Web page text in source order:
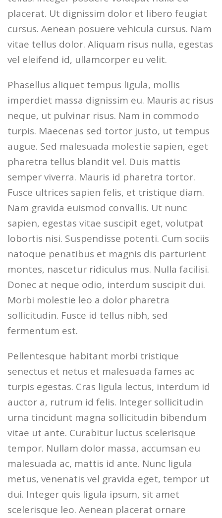
placerat. Ut dignissim dolor et libero feugiat
cursus. Aenean posuere vehicula cursus. Nam
vitae tellus dolor. Aliquam risus nulla, egestas
vel eleifend id, ullamcorper eu velit.
Phasellus aliquet tempus ligula, mollis
imperdiet massa dignissim eu. Mauris ac risus
neque, ut pulvinar risus. Nam in commodo
turpis. Maecenas sed tortor justo, ut tempus
augue. Sed malesuada molestie sapien, eget
pharetra tellus blandit vel. Duis mattis
semper viverra. Mauris id pharetra tortor.
Fusce ultrices sapien felis, et tristique diam.
Nam gravida euismod convallis. Ut nunc
sapien, egestas vitae suscipit eget, volutpat
lobortis nisi. Suspendisse potenti. Cum sociis
natoque penatibus et magnis dis parturient
montes, nascetur ridiculus mus. Nulla facilisi.
Donec at neque odio, interdum suscipit dui.
Morbi molestie leo a dolor pharetra
sollicitudin. Fusce id tellus nibh, sed
fermentum est.
Pellentesque habitant morbi tristique
senectus et netus et malesuada fames ac
turpis egestas. Cras ligula lectus, interdum id
auctor a, rutrum id felis. Integer sollicitudin
urna tincidunt magna sollicitudin bibendum
vitae ut ante. Curabitur luctus scelerisque
tempor. Nullam dolor massa, accumsan eu
malesuada ac, mattis id ante. Nunc ligula
metus, venenatis vel gravida eget, tempor ut
dui. Integer quis ligula ipsum, sit amet
scelerisque leo. Aenean placerat ornare